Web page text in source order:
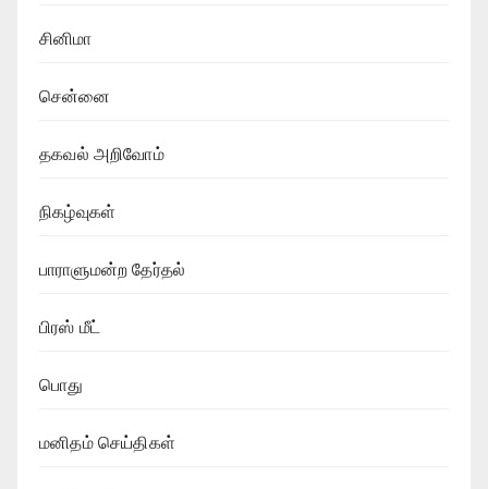
சினிமா
சென்னை
தகவல் அறிவோம்
நிகழ்வுகள்
பாராளுமன்ற தேர்தல்
பிரஸ் மீட்
பொது
மனிதம் செய்திகள்